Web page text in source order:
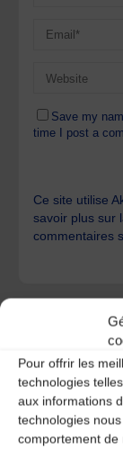
Pour offrir les
technologies
aux informations
technologies
comportement de
Save my
time I post a
Ce site utilise
savoir plus sur
commentaires